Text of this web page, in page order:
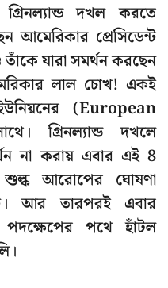
গ্রিনল্যান্ড দখল করতে
আমেরিকার প্রেসিডেন্ট
তাঁকে যারা সমর্থন করছেন
লাল চোখ! একই
(European
গ্রিনল্যান্ড দখলে
না করায় এবার এই 8
আরোপের ঘোষণা
আর তারপরই এবার
পদক্ষেপের পথে হাঁটল